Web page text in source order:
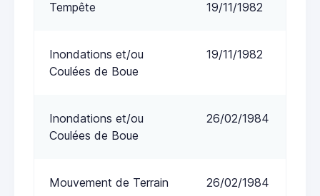
Tempête 19/11/1982
Inondations et/ou
Coulées de Boue
19/11/1982
Inondations et/ou
Coulées de Boue
26/02/1984
Mouvement de Terrain 26/02/1984